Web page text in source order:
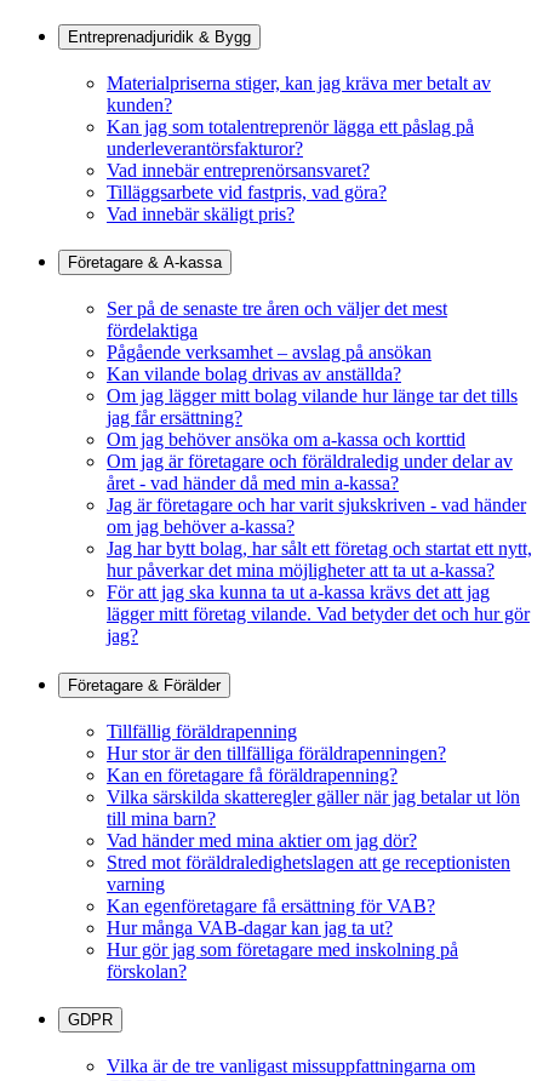
Entreprenadjuridik & Bygg
Materialpriserna stiger, kan jag kräva mer betalt av
kunden?
Kan jag som totalentreprenör lägga ett påslag på
underleverantörsfakturor?
Vad innebär entreprenörsansvaret?
Tilläggsarbete vid fastpris, vad göra?
Vad innebär skäligt pris?
Företagare & A-kassa
Ser på de senaste tre åren och väljer det mest
fördelaktiga
Pågående verksamhet – avslag på ansökan
Kan vilande bolag drivas av anställda?
Om jag lägger mitt bolag vilande hur länge tar det tills
jag får ersättning?
Om jag behöver ansöka om a-kassa och korttid
Om jag är företagare och föräldraledig under delar av
året - vad händer då med min a-kassa?
Jag är företagare och har varit sjukskriven - vad händer
om jag behöver a-kassa?
Jag har bytt bolag, har sålt ett företag och startat ett nytt,
hur påverkar det mina möjligheter att ta ut a-kassa?
För att jag ska kunna ta ut a-kassa krävs det att jag
lägger mitt företag vilande. Vad betyder det och hur gör
jag?
Företagare & Förälder
Tillfällig föräldrapenning
Hur stor är den tillfälliga föräldrapenningen?
Kan en företagare få föräldrapenning?
Vilka särskilda skatteregler gäller när jag betalar ut lön
till mina barn?
Vad händer med mina aktier om jag dör?
Stred mot föräldraledighetslagen att ge receptionisten
varning
Kan egenföretagare få ersättning för VAB?
Hur många VAB-dagar kan jag ta ut?
Hur gör jag som företagare med inskolning på
förskolan?
GDPR
Vilka är de tre vanligast missuppfattningarna om